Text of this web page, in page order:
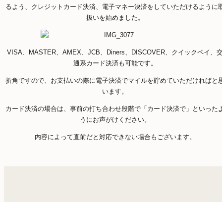
るよう、クレジットカード決済、電子マネー決済をしていただけるように
扱いを始めました。
VISA、MASTER、AMEX、JCB、Diners、DISCOVER、クイックペイ、
通系カード決済も可能です。
折角ですので、お支払いの際に電子決済でマイルを貯めていただければと
います。
カード決済の場合は、事前の打ち合わせ段階で「カード決済で」といった
うにお声がけください。
内容によって直前だと対応できない場合もございます。